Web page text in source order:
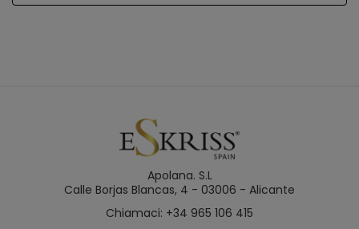
Apolana. S.L
Calle Borjas Blancas, 4 - 03006 - Alicante
Chiamaci: +34 965 106 415